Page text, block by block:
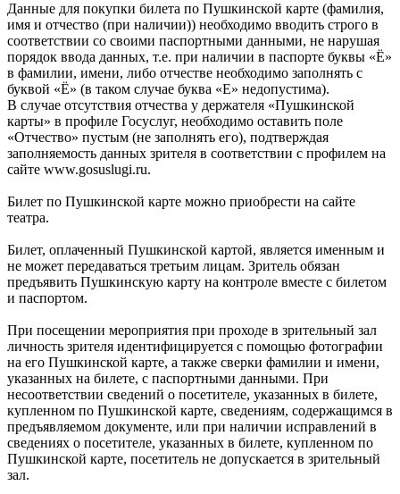
Данные для покупки билета по Пушкинской карте (фамилия,
имя и отчество (при наличии)) необходимо вводить строго в
соответствии со своими паспортными данными, не нарушая
порядок ввода данных, т.е. при наличии в паспорте буквы «Ё»
в фамилии, имени, либо отчестве необходимо заполнять с
буквой «Ё» (в таком случае буква «Е» недопустима).
В случае отсутствия отчества у держателя «Пушкинской
карты» в профиле Госуслуг, необходимо оставить поле
«Отчество» пустым (не заполнять его), подтверждая
заполняемость данных зрителя в соответствии с профилем на
сайте www.gosuslugi.ru.
Билет по Пушкинской карте можно приобрести на сайте
театра.
Билет, оплаченный Пушкинской картой, является именным и
не может передаваться третьим лицам. Зритель обязан
предъявить Пушкинскую карту на контроле вместе с билетом
и паспортом.
При посещении мероприятия при проходе в зрительный зал
личность зрителя идентифицируется с помощью фотографии
на его Пушкинской карте, а также сверки фамилии и имени,
указанных на билете, с паспортными данными. При
несоответствии сведений о посетителе, указанных в билете,
купленном по Пушкинской карте, сведениям, содержащимся в
предъявляемом документе, или при наличии исправлений в
сведениях о посетителе, указанных в билете, купленном по
Пушкинской карте, посетитель не допускается в зрительный
зал.